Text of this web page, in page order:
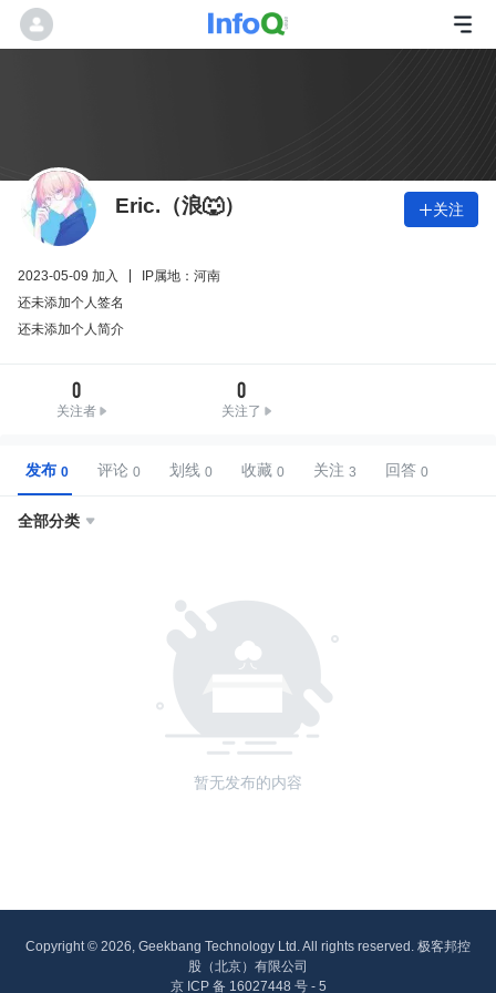
Eric.（浪🐺） 关注
2023-05-09 加入
IP属地：河南
还未添加个人签名
还未添加个人简介
0
关注者
0
关注了
发布 评论 划线 收藏 关注 回答
全部分类 
暂无发布的内容
Copyright © 2026, Geekbang Technology Ltd. All rights reserved. 极客邦控
股（北京）有限公司
京 ICP 备 16027448 号 - 5